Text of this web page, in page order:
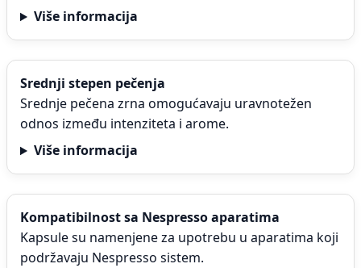
Više informacija
Srednji stepen pečenja
Srednje pečena zrna omogućavaju uravnotežen
odnos između intenziteta i arome.
Više informacija
Kompatibilnost sa Nespresso aparatima
Kapsule su namenjene za upotrebu u aparatima koji
podržavaju Nespresso sistem.